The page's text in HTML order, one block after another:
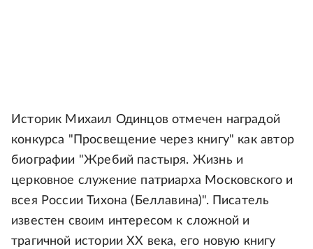
Историк Михаил Одинцов отмечен наградой
конкурса "Просвещение через книгу" как автор
биографии "Жребий пастыря. Жизнь и
церковное служение патриарха Московского и
всея России Тихона (Беллавина)". Писатель
известен своим интересом к сложной и
трагичной истории ХХ века, его новую книгу